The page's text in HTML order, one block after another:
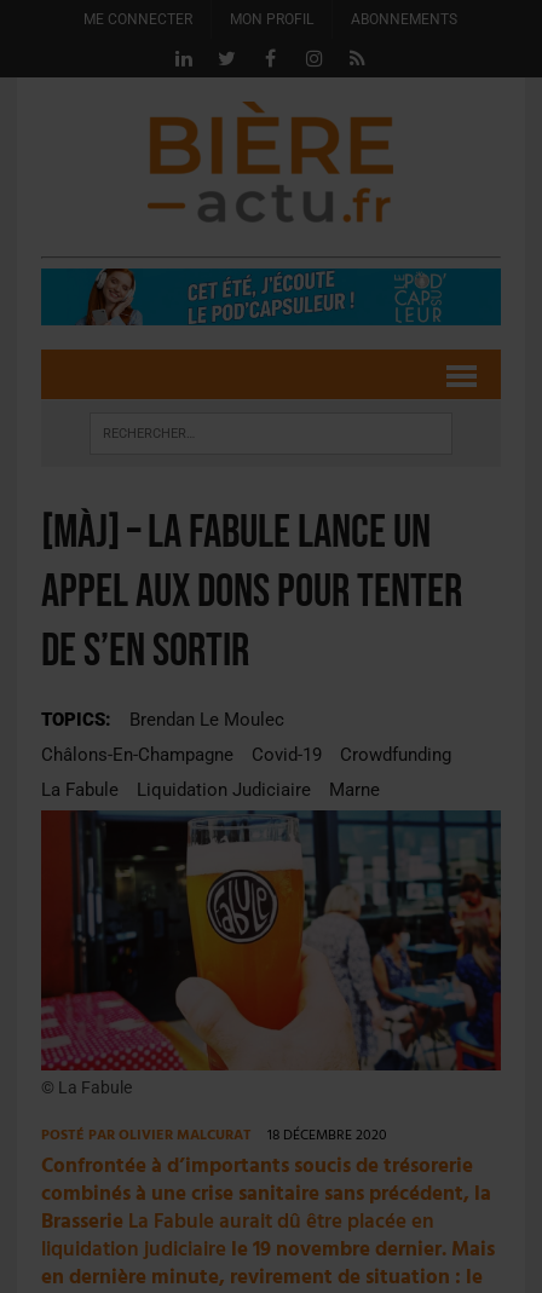
ME CONNECTER MON PROFIL ABONNEMENTS
[MàJ] – La Fabule lance un
appel aux dons pour tenter
de s’en sortir
TOPICS:
Brendan Le Moulec
Châlons-En-Champagne
Covid-19
Crowdfunding
La Fabule
Liquidation Judiciaire Marne
© La Fabule
POSTÉ PAROLIVIER MALCURAT 18 DÉCEMBRE 2020
Confrontée à d’importants soucis de trésorerie
combinés à une crise sanitaire sans précédent, la
Brasserie La Fabule aurait dû être placée en
liquidation judiciaire le 19 novembre dernier. Mais
en dernière minute, revirement de situation : le